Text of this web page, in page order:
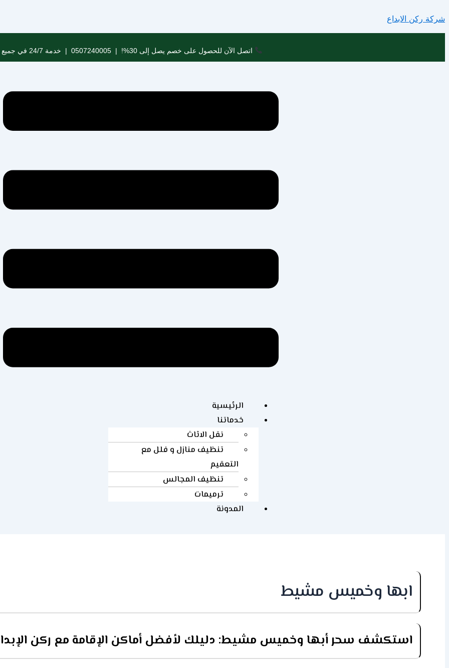
إلى
المحتوى
شركة ركن الابداع
اتصل الآن للحصول على خصم يصل إلى 30%! | 0507240005 | خدمة 24/7 في جميع مدن المملكة
الرئيسية
خدماتنا
نقل الاثاث
تنظيف منازل و فلل مع
التعقيم
تنظيف المجالس
ترميمات
المدونة
ابها وخميس مشيط
استكشف سحر أبها وخميس مشيط: دليلك لأفضل أماكن الإقامة مع ركن